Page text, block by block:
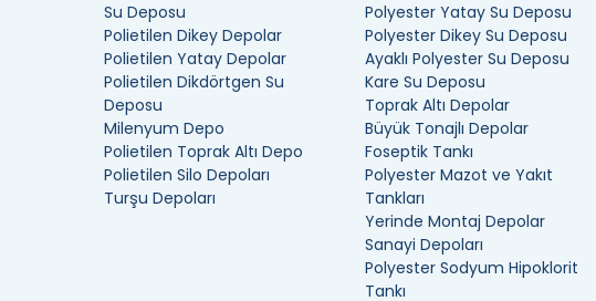
Su Deposu
Polietilen Dikey Depolar
Polietilen Yatay Depolar
Polietilen Dikdörtgen Su
Deposu
Milenyum Depo
Polietilen Toprak Altı Depo
Polietilen Silo Depoları
Turşu Depoları
Polyester Yatay Su Deposu
Polyester Dikey Su Deposu
Ayaklı Polyester Su Deposu
Kare Su Deposu
Toprak Altı Depolar
Büyük Tonajlı Depolar
Foseptik Tankı
Polyester Mazot ve Yakıt
Tankları
Yerinde Montaj Depolar
Sanayi Depoları
Polyester Sodyum Hipoklorit
Tankı